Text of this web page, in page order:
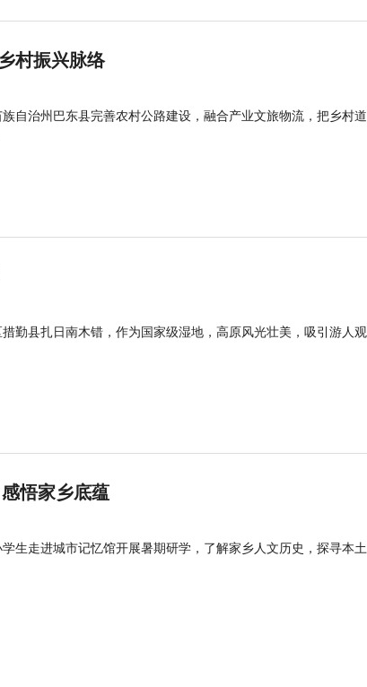
村振兴脉络
自治州巴东县完善农村公路建设，融合产业文旅物流，把乡村
勤县扎日南木错，作为国家级湿地，高原风光壮美，吸引游人观
悟家乡底蕴
生走进城市记忆馆开展暑期研学，了解家乡人文历史，探寻本